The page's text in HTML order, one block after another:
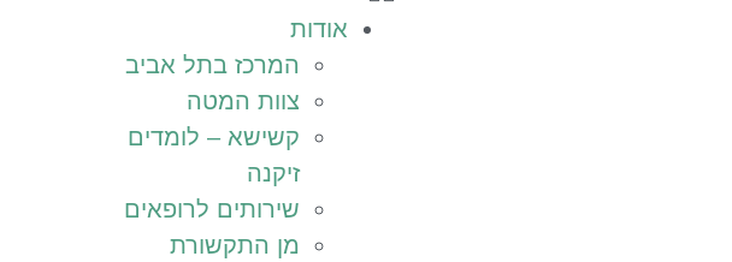
אודות
המרכז בתל אביב
צוות המטה
קשישא – לומדים
זיקנה
שירותים לרופאים
מן התקשורת